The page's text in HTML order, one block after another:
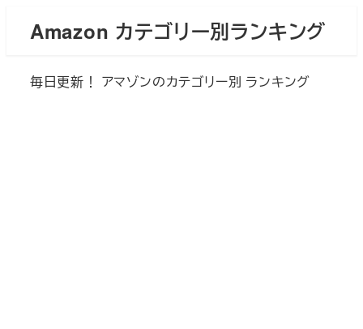
Amazon カテゴリー別ランキング
毎日更新！ アマゾンのカテゴリー別 ランキング